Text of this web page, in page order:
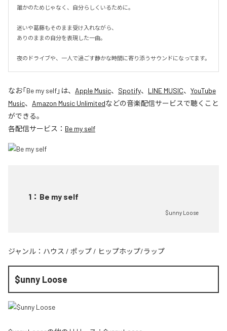
誰かのためじゃなく、自分らしくいるために。
迷いや葛藤もそのまま受け入れながら、
ありのままの自分を表現した一曲。
夜のドライブや、一人で過ごす静かな時間に寄り添うサウンドになってます。
なお「Be my self」は、 Apple Music、 Spotify、 LINE MUSIC、 YouTube
Music、 Amazon Music Unlimitedなどの音楽配信サービスで聴くこと
ができる。
各配信サービス： Be my self
1 ： Be my self
$unny Loose
ジャンル： ハウス / ポップ / ヒップホップ/ラップ
$unny Loose